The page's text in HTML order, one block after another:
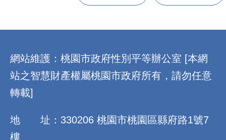
網站維護：桃園市政府性別平等辦公室 [本網
站之智慧財產權屬桃園市政府所有，請勿任意
轉載]
地 址：330206 桃園市桃園區縣府路1號7
樓